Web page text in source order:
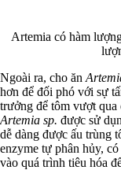
Artemia có hàm
Ngoài ra, cho ăn
hơn để đối phó với sự
trưởng để tôm vượt qua
Artemia sp. được sử
dễ dàng được ấu trùng
enzyme tự phân hủy,
vào quá trình tiêu hóa